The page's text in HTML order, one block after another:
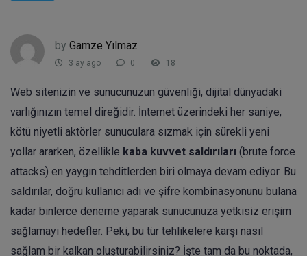
by Gamze Yılmaz
3 ay ago 0 18
Web sitenizin ve sunucunuzun güvenliği, dijital dünyadaki
varlığınızın temel direğidir. İnternet üzerindeki her saniye,
kötü niyetli aktörler sunuculara sızmak için sürekli yeni
yollar ararken, özellikle kaba kuvvet saldırıları (brute force
attacks) en yaygın tehditlerden biri olmaya devam ediyor. Bu
saldırılar, doğru kullanıcı adı ve şifre kombinasyonunu bulana
kadar binlerce deneme yaparak sunucunuza yetkisiz erişim
sağlamayı hedefler. Peki, bu tür tehlikelere karşı nasıl
sağlam bir kalkan oluşturabilirsiniz? İşte tam da bu noktada,